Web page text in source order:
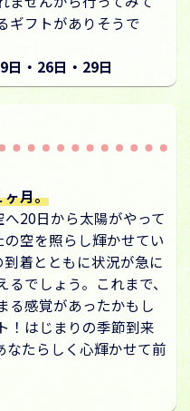
ギフトがありそうで
日・26日・29日
月。
20日から太陽がやって
空を照らし輝かせてい
着とともに状況が急に
でしょう。これまで、
る感覚があったかもし
！はじまりの季節到来
なたらしく心輝かせて前